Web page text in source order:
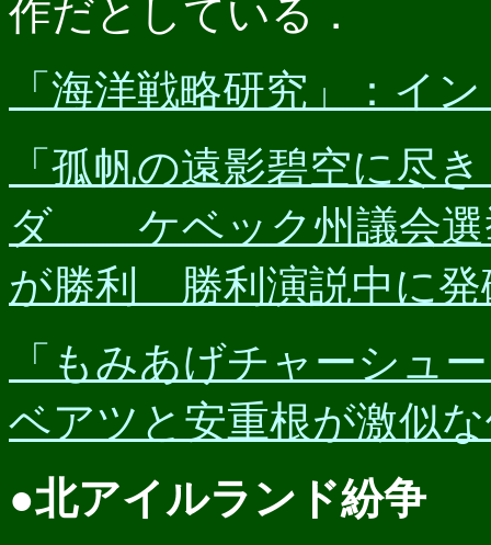
作だとしている．
「海洋戦略研究」：イ
「孤帆の遠影碧空に尽
ダ ケベック州議会選
が勝利 勝利演説中に発
「もみあげチャーシュ
ベアツと安重根が激似
●北アイルランド紛争